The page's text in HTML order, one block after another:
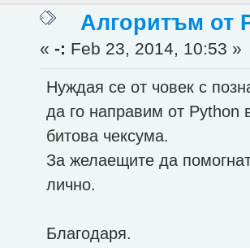
Алгоритъм от
«-: Feb 23, 2014, 10:53 »
Нуждая се от човек с
да го направим от Python
битова чексума.
За желаещите да
лично.
Благодаря.